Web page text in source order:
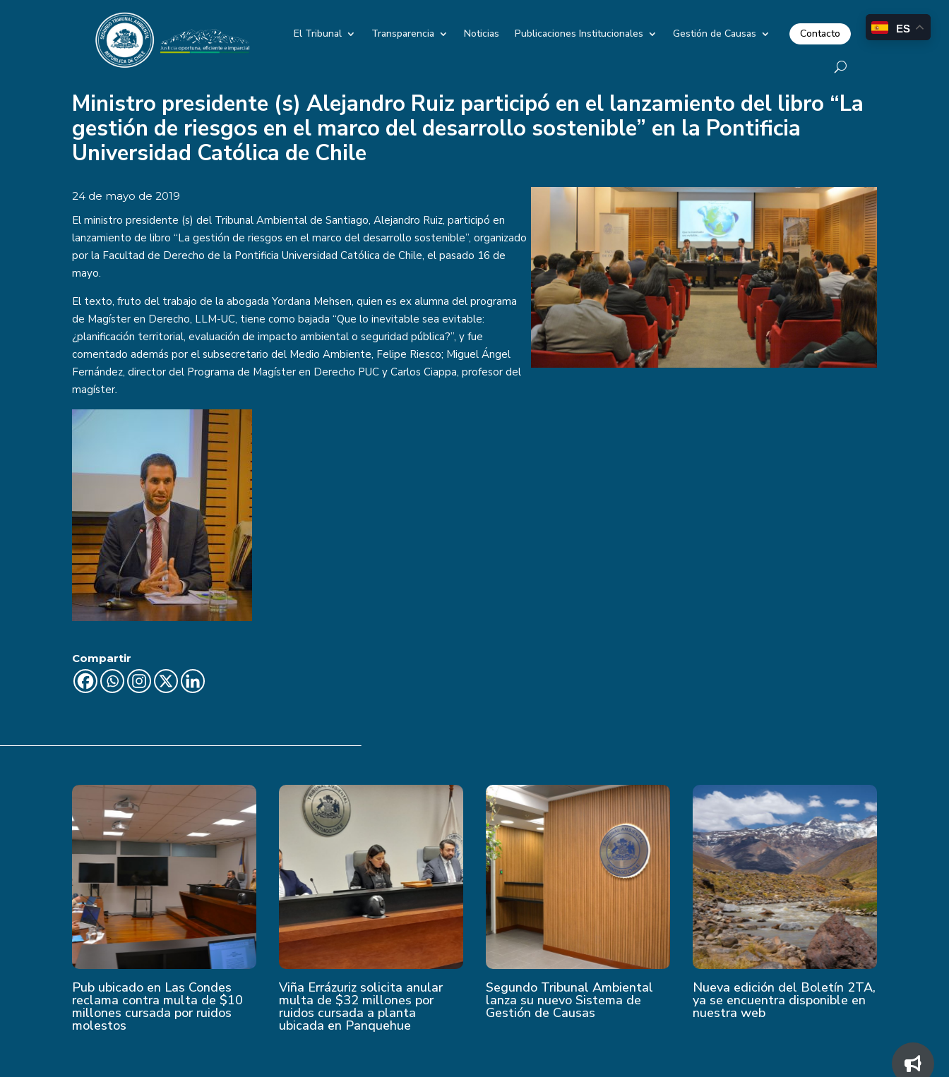
El Tribunal Transparencia Noticias Publicaciones Institucionales Gestión de Causas Contacto
Ministro presidente (s) Alejandro Ruiz participó en el lanzamiento del libro “La
gestión de riesgos en el marco del desarrollo sostenible” en la Pontificia
Universidad Católica de Chile
24 de mayo de 2019
El ministro presidente (s) del Tribunal Ambiental de Santiago, Alejandro Ruiz, participó en
lanzamiento de libro “La gestión de riesgos en el marco del desarrollo sostenible”, organizado
por la Facultad de Derecho de la Pontificia Universidad Católica de Chile, el pasado 16 de
mayo.
El texto, fruto del trabajo de la abogada Yordana Mehsen, quien es ex alumna del programa
de Magíster en Derecho, LLM-UC, tiene como bajada “Que lo inevitable sea evitable:
¿planificación territorial, evaluación de impacto ambiental o seguridad pública?”, y fue
comentado además por el subsecretario del Medio Ambiente, Felipe Riesco; Miguel Ángel
Fernández, director del Programa de Magíster en Derecho PUC y Carlos Ciappa, profesor del
magíster.
Compartir
Pub ubicado en Las Condes
reclama contra multa de $10
millones cursada por ruidos
molestos
Viña Errázuriz solicita anular
multa de $32 millones por
ruidos cursada a planta
ubicada en Panquehue
Segundo Tribunal Ambiental
lanza su nuevo Sistema de
Gestión de Causas
Nueva edición del Boletín 2TA,
ya se encuentra disponible en
nuestra web
ES